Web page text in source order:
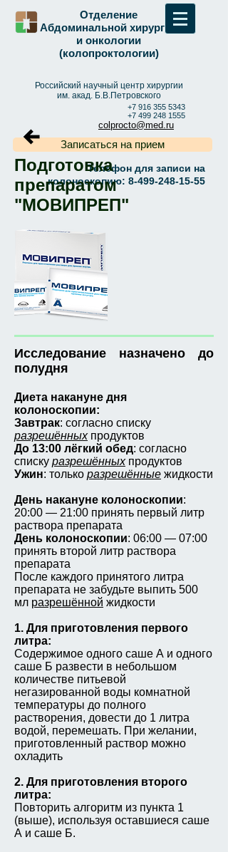
Отделение
Абдоминальной хирургии
и онкологии
(колопроктологии)
Российский научный центр хирургии
им. акад. Б.В.Петровского
+7 916 355 5343
+7 499 248 1555
colprocto@med.ru
Записаться на прием
Телефон для записи на
колоноскопию: 8-499-248-15-55
Подготовка
препаратом
"МОВИПРЕП"
Исследование назначено до
полудня
Диета накануне дня
колоноскопии:
Завтрак: согласно списку
разрешённыхпродуктов
До 13:00 лёгкий обед: согласно
списку разрешённыхпродуктов
Ужин: только разрешённые жидкости
День накануне колоноскопии:
20:00 — 21:00 принять первый литр
раствора препарата
День колоноскопии: 06:00 — 07:00
принять второй литр раствора
препарата
После каждого принятого литра
препарата не забудьте выпить 500
мл разрешённой жидкости
1. Для приготовления первого
литра:
Содержимое одного саше А и одного
саше Б развести в небольшом
количестве питьевой
негазированной воды комнатной
температуры до полного
растворения, довести до 1 литра
водой, перемешать. При желании,
приготовленный раствор можно
охладить
2. Для приготовления второго
литра:
Повторить алгоритм из пункта 1
(выше), используя оставшиеся саше
А и саше Б.